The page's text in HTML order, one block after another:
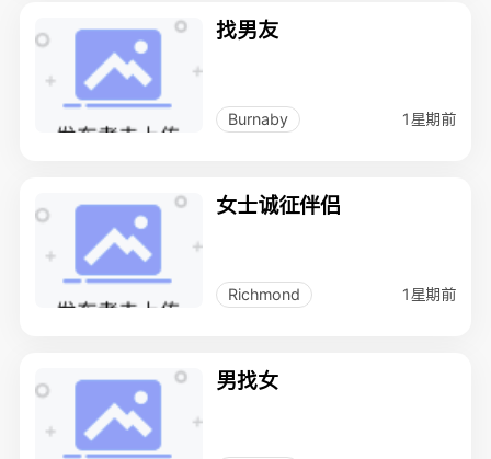
找男友
Burnaby 1星期前
女士诚征伴侣
Richmond 1星期前
男找女